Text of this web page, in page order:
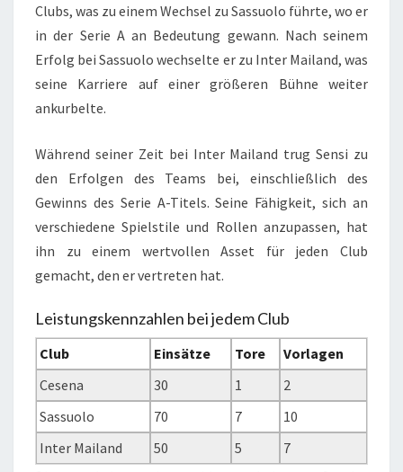
Clubs, was zu einem Wechsel zu Sassuolo führte, wo er
in der Serie A an Bedeutung gewann. Nach seinem
Erfolg bei Sassuolo wechselte er zu Inter Mailand, was
seine Karriere auf einer größeren Bühne weiter
ankurbelte.
Während seiner Zeit bei Inter Mailand trug Sensi zu
den Erfolgen des Teams bei, einschließlich des
Gewinns des Serie A-Titels. Seine Fähigkeit, sich an
verschiedene Spielstile und Rollen anzupassen, hat
ihn zu einem wertvollen Asset für jeden Club
gemacht, den er vertreten hat.
Leistungskennzahlen bei jedem Club
Club Einsätze Tore
Vorlagen
Cesena
30 1
2
Sassuolo
70 7
10
Inter Mailand
50 5
7